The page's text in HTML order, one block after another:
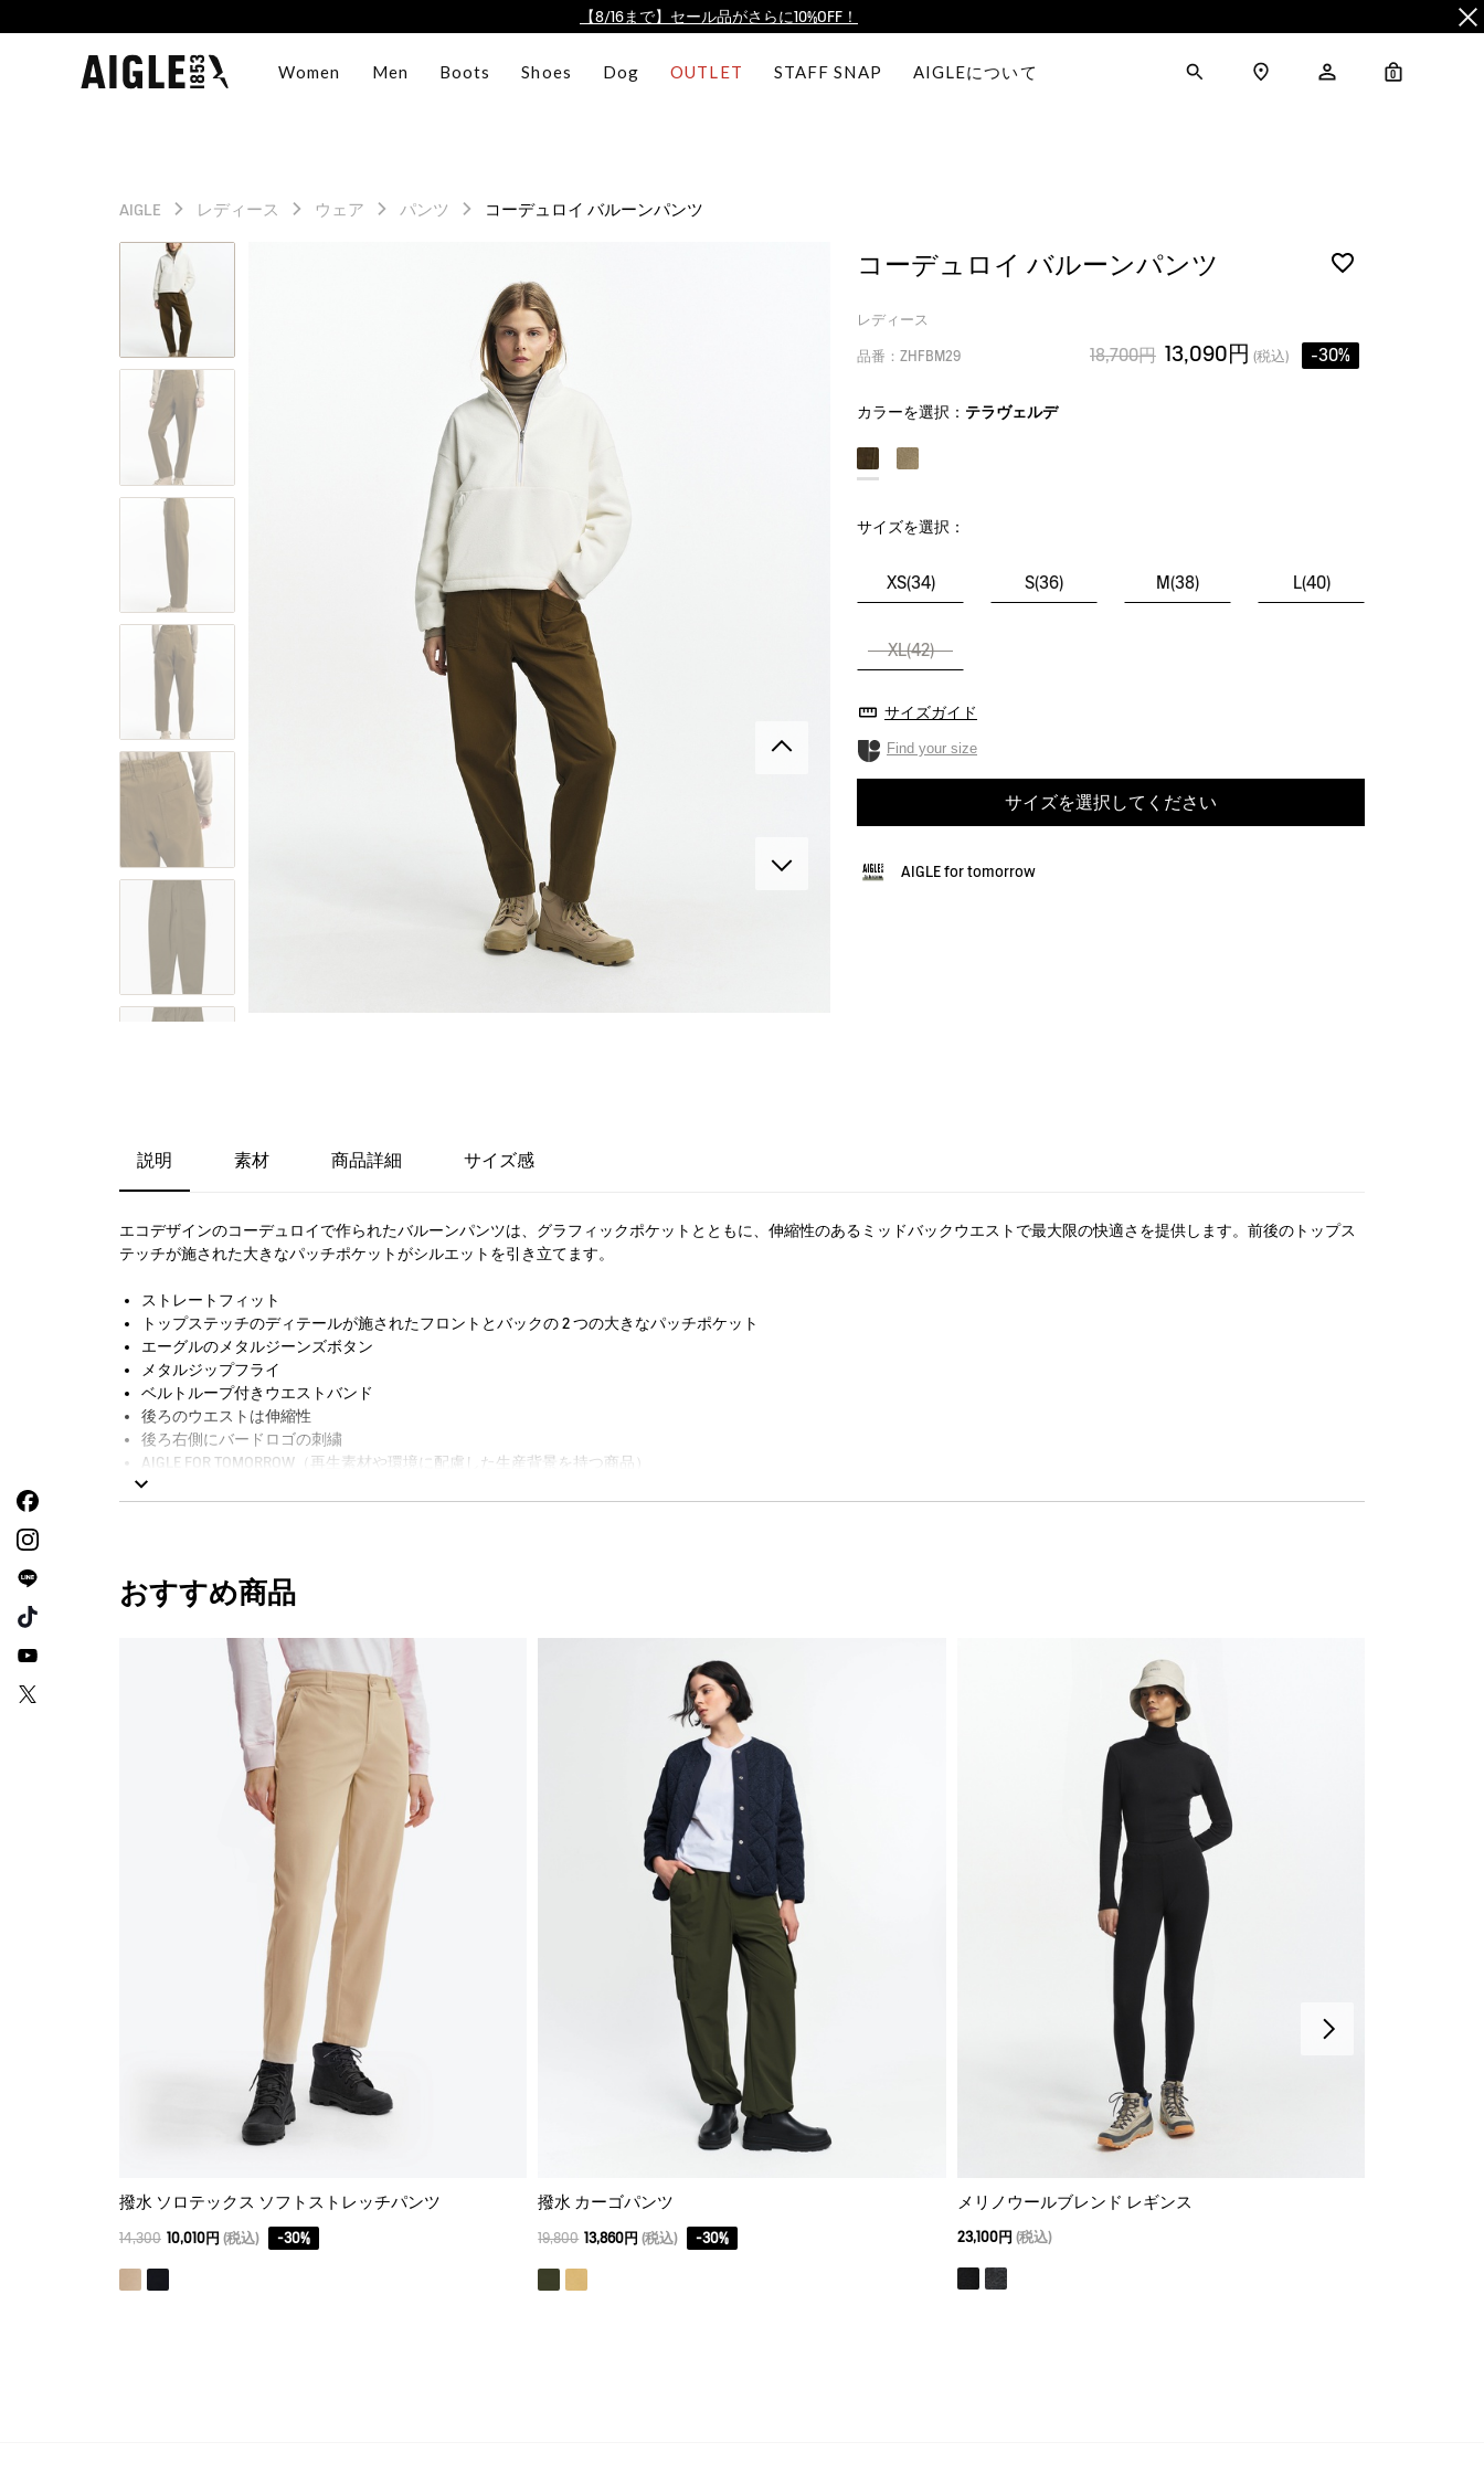
【最大50%OFF】FINAL SALEがスタート！
AIGLE CLUB ポイントサービス終了のお知らせ
AIGLE CLUB ポイントサービス終了のお知らせ
Women Men Boots Shoes Dog OUTLET STAFF SNAP AIGLEについて 0
AIGLE レディース ウェア パンツ コーデュロイ バルーンパンツ
コーデュロイ バルーンパンツ
レディース
品番：ZHFBM29 18,700円 13,090円 (税込) -30%
カラーを選択： テラヴェルデ
サイズを選択：
XS(34) S(36) M(38) L(40)
XL(42)
サイズガイド
Find your size
サイズを選択してください
AIGLE for tomorrow
説明 素材 商品詳細 サイズ感
エコデザインのコーデュロイで作られたバルーンパンツは、グラフィックポケットとともに、伸縮性のあるミッドバックウエストで最大限の快適さを提供します。前後のトップス
テッチが施された大きなパッチポケットがシルエットを引き立てます。
ストレートフィット
トップステッチのディテールが施されたフロントとバックの 2 つの大きなパッチポケット
エーグルのメタルジーンズボタン
メタルジップフライ
ベルトループ付きウエストバンド
後ろのウエストは伸縮性
後ろ右側にバードロゴの刺繍
AIGLE FOR TOMORROW（再生素材や環境に配慮した生産背景を持つ商品）
おすすめ商品
撥水 ソロテックス ソフトストレッチパンツ
14,300 10,010円 (税込) -30%
撥水 カーゴパンツ
19,800 13,860円 (税込) -30%
メリノウールブレンド レギンス
23,100円 (税込)